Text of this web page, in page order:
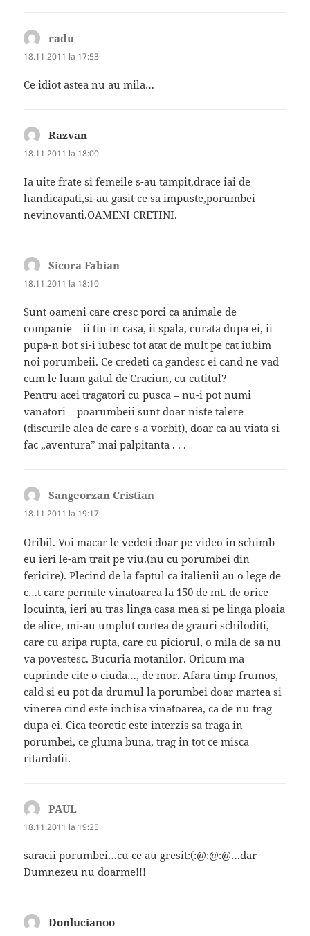
radu
18.11.2011 la 17:53
Ce idiot astea nu au mila…
Razvan
18.11.2011 la 18:00
Ia uite frate si femeile s-au tampit,drace iai de
handicapati,si-au gasit ce sa impuste,porumbei
nevinovanti.OAMENI CRETINI.
Sicora Fabian
18.11.2011 la 18:10
Sunt oameni care cresc porci ca animale de
companie – ii tin in casa, ii spala, curata dupa ei, ii
pupa-n bot si-i iubesc tot atat de mult pe cat iubim
noi porumbeii. Ce credeti ca gandesc ei cand ne vad
cum le luam gatul de Craciun, cu cutitul?
Pentru acei tragatori cu pusca – nu-i pot numi
vanatori – poarumbeii sunt doar niste talere
(discurile alea de care s-a vorbit), doar ca au viata si
fac „aventura” mai palpitanta . . .
Sangeorzan Cristian
18.11.2011 la 19:17
Oribil. Voi macar le vedeti doar pe video in schimb
eu ieri le-am trait pe viu.(nu cu porumbei din
fericire). Plecind de la faptul ca italienii au o lege de
c…t care permite vinatoarea la 150 de mt. de orice
locuinta, ieri au tras linga casa mea si pe linga ploaia
de alice, mi-au umplut curtea de grauri schiloditi,
care cu aripa rupta, care cu piciorul, o mila de sa nu
va povestesc. Bucuria motanilor. Oricum ma
cuprinde cite o ciuda…, de mor. Afara timp frumos,
cald si eu pot da drumul la porumbei doar martea si
vinerea cind este inchisa vinatoarea, ca de nu trag
dupa ei. Cica teoretic este interzis sa traga in
porumbei, ce gluma buna, trag in tot ce misca
ritardatii.
PAUL
18.11.2011 la 19:25
saracii porumbei…cu ce au gresit:(:@:@:@…dar
Dumnezeu nu doarme!!!
Donlucianoo